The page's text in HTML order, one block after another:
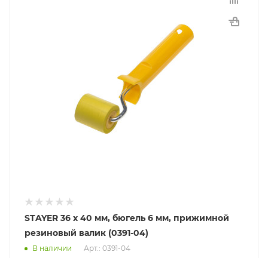
STAYER 36 х 40 мм, бюгель 6 мм, прижимной
резиновый валик (0391-04)
В наличии Арт.: 0391-04